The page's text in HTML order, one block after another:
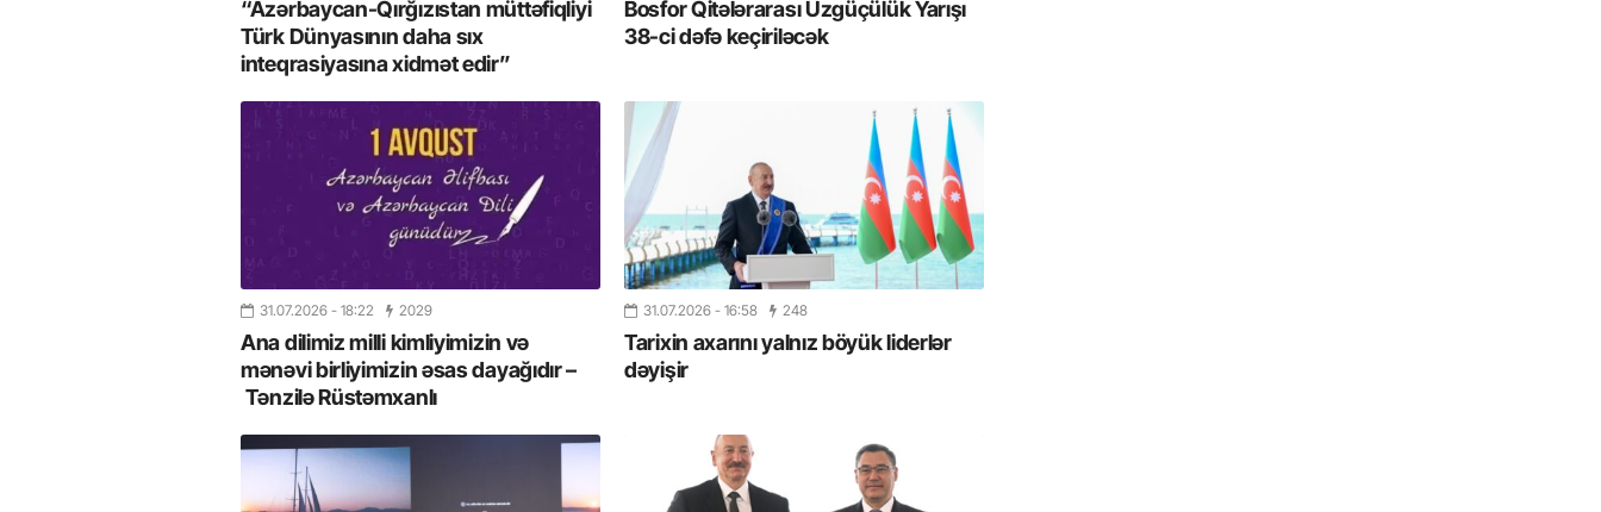
“Azərbaycan-Qırğızıstan müttəfiqliyi
Türk Dünyasının daha sıx
inteqrasiyasına xidmət edir”
Bosfor Qitələrarası Üzgüçülük Yarışı
38-ci dəfə keçiriləcək
31.07.2026 - 18:22 2029
Ana dilimiz milli kimliyimizin və
mənəvi birliyimizin əsas dayağıdır –
Tənzilə Rüstəmxanlı
31.07.2026 - 16:58 248
Tarixin axarını yalnız böyük liderlər
dəyişir